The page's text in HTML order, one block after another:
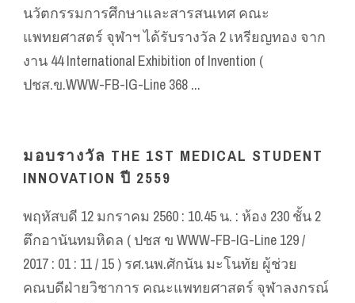
นวัตกรรมการศึกษาและสารสนเทศ คณะ
แพทยศาสตร์ จุฬาฯ ได้รับรางวัล 2 เหรียญทอง จาก
งาน 44 International Exhibition of Invention (
ปชส.ข.WWW-FB-IG-Line 368 ...
มอบรางวัล THE 1ST MEDICAL STUDENT
INNOVATION ปี 2559
พฤหัสบดี 12 มกราคม 2560 : 10.45 น. : ห้อง 230 ชั้น 2
ตึกอานันทมหิดล ( ปชส ข WWW-FB-IG-Line 129 /
2017 : 01 : 11 / 15 ) รศ.นพ.ศักนัน มะโนทัย ผู้ช่วย
คณบดีฝ่ายวิชาการ คณะแพทยศาสตร์ จุฬาลงกรณ์